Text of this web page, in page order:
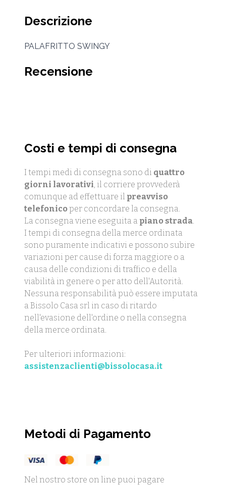
Descrizione
PALAFRITTO SWINGY
Recensione
Costi e tempi di consegna
I tempi medi di consegna sono di quattro
giorni lavorativi, il corriere provvederà
comunque ad effettuare il preavviso
telefonicoper concordare la consegna.
La consegna viene eseguita a piano strada.
I tempi di consegna della merce ordinata
sono puramente indicativi e possono subire
variazioni per cause di forza maggiore o a
causa delle condizioni di traffico e della
viabilità in genere o per atto dell'Autorità.
Nessuna responsabilità può essere imputata
a Bissolo Casa srl in caso di ritardo
nell'evasione dell'ordine o nella consegna
della merce ordinata.
Per ulteriori informazioni:
assistenzaclienti@bissolocasa.it
Metodi di Pagamento
Nel nostro store on line puoi pagare